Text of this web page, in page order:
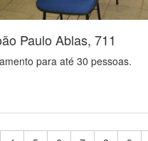
Paulo Ablas, 711
para até 30 pessoas.